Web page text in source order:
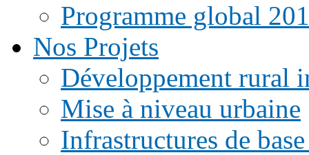
Programme global
Nos Projets
Développement rural
Mise à niveau urbaine
Infrastructures de